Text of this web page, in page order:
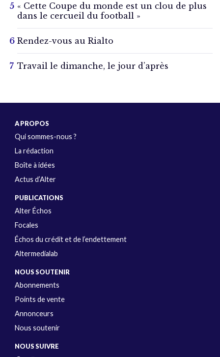
« Cette Coupe du monde est un clou de plus
dans le cercueil du football »
Rendez-vous au Rialto
Travail le dimanche, le jour d’après
A PROPOS
Qui sommes-nous ?
La rédaction
Boîte à idées
Actus d’Alter
PUBLICATIONS
Alter Échos
Focales
Échos du crédit et de l’endettement
Altermedialab
NOUS SOUTENIR
Abonnements
Points de vente
Annonceurs
Nous soutenir
NOUS SUIVRE